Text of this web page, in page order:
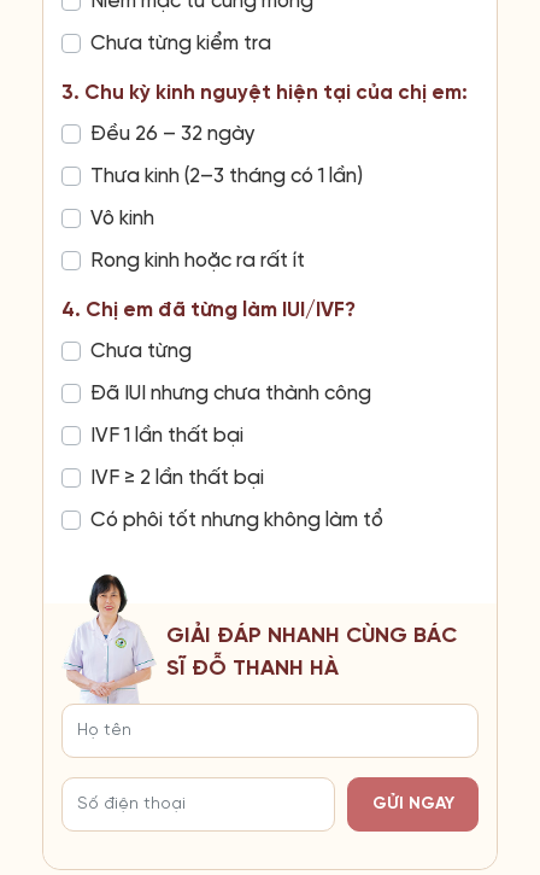
Chưa từng kiểm tra
3. Chu kỳ kinh nguyệt hiện tại của chị em:
Đều 26 – 32 ngày
Thưa kinh (2–3 tháng có 1 lần)
Vô kinh
Rong kinh hoặc ra rất ít
4. Chị em đã từng làm IUI/IVF?
Chưa từng
Đã IUI nhưng chưa thành công
IVF 1 lần thất bại
IVF ≥ 2 lần thất bại
Có phôi tốt nhưng không làm tổ
GIẢI ĐÁP NHANH CÙNG BÁC
SĨ ĐỖ THANH HÀ
GỬI NGAY